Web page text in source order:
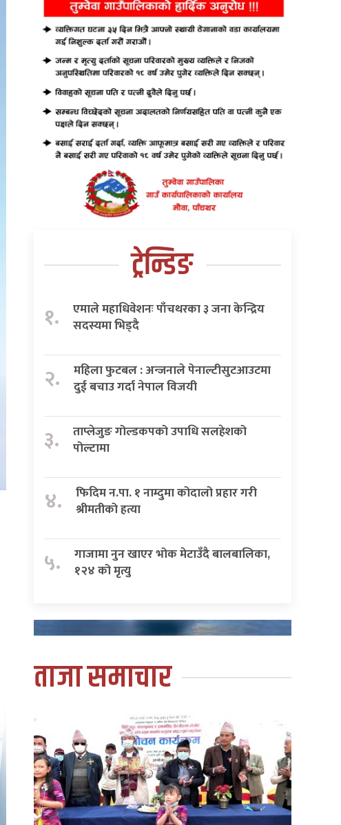
ट्रेन्डिङ
१.
एमाले महाधिवेशनः पाँचथरका ३ जना केन्द्रिय
सदस्यमा भिड्दै
२.
महिला फुटबल : अन्जनाले पेनाल्टीसुटआउटमा
दुई बचाउ गर्दा नेपाल विजयी
३.
ताप्लेजुङ गोल्डकपको उपाधि सलहेशको
पोल्टामा
४.
फिदिम न.पा. १ नाम्दुमा कोदालो प्रहार गरी
श्रीमतीको हत्या
५.
गाजामा नुन खाएर भोक मेटाउँदै बालबालिका,
१२४ को मृत्यु
ताजा समाचार